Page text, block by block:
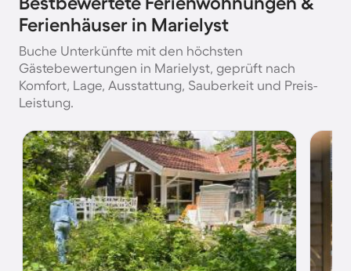
Ferienhäuser in Marielyst
Buche Unterkünfte mit den höchsten
Gästebewertungen in Marielyst, geprüft nach
Komfort, Lage, Ausstattung, Sauberkeit und Preis-
Leistung.